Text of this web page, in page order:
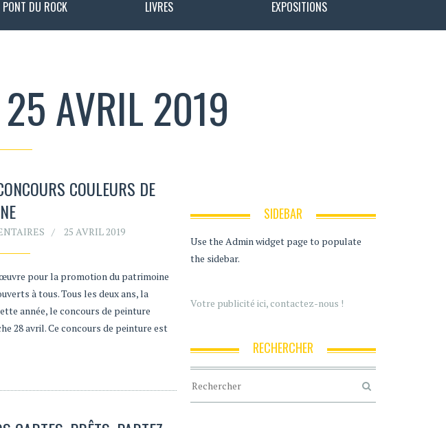
PONT DU ROCK LIVRES EXPOSITIONS
AVRIL 2019
COULEURS DE
25 AVRIL 2019
pour la promotion du patrimoine
à tous. Tous les deux ans, la
année, le concours de peinture
28 avril. Ce concours de peinture est
SIDEBAR
Use the Admin widget page to populate
the sidebar.
Votre publicité ici, contactez-nous !
RECHERCHER